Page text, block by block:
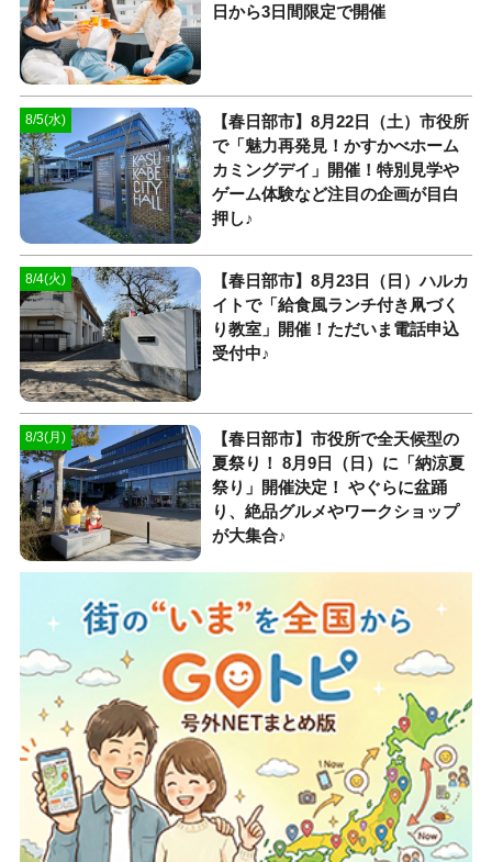
日から3日間限定で開催
8/5(水)
【春日部市】8月22日（土）市役所
で「魅力再発見！かすかべホーム
カミングデイ」開催！特別見学や
ゲーム体験など注目の企画が目白
押し♪
8/4(火)
【春日部市】8月23日（日）ハルカ
イトで「給食風ランチ付き凧づく
り教室」開催！ただいま電話申込
受付中♪
8/3(月)
【春日部市】市役所で全天候型の
夏祭り！ 8月9日（日）に「納涼夏
祭り」開催決定！ やぐらに盆踊
り、絶品グルメやワークショップ
が大集合♪